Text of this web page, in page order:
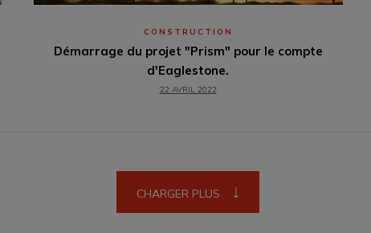
CONSTRUCTION
Démarrage du projet "Prism" pour le compte
d'Eaglestone.
22 AVRIL 2022
CHARGER PLUS